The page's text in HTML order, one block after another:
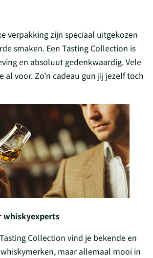
verpakking zijn speciaal uitgekozen
smaken. Een Tasting Collection is
en absoluut gedenkwaardig. Vele
al voor. Zo’n cadeau gun jij jezelf toch
whiskyexperts
Collection vind je bekende en
maar allemaal mooi in